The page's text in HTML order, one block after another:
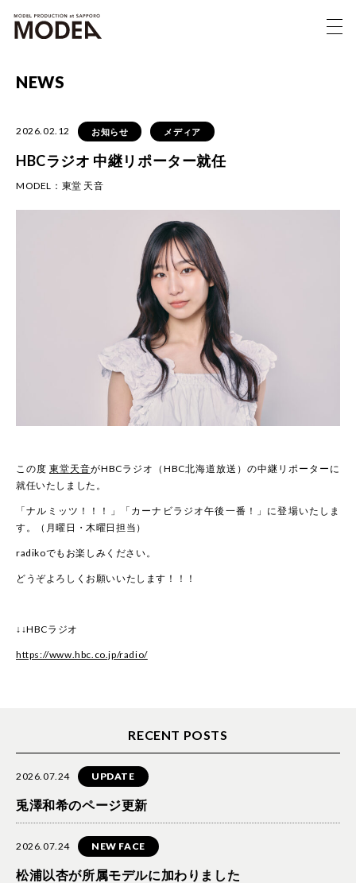
NEWS
2026.02.12 お知らせ メディア
HBCラジオ 中継リポーター就任
MODEL： 東堂 天音
この度 東堂天音がHBCラジオ（HBC北海道放送）の中継リポーターに
就任いたしました。
「ナルミッツ！！！」「カーナビラジオ午後一番！」に登場いたしま
す。（月曜日・木曜日担当）
radikoでもお楽しみください。
どうぞよろしくお願いいたします！！！
↓↓HBCラジオ
https://www.hbc.co.jp/radio/
RECENT POSTS
2026.07.24 UPDATE
兎澤和希のページ更新
2026.07.24 NEW FACE
松浦以杏が所属モデルに加わりました